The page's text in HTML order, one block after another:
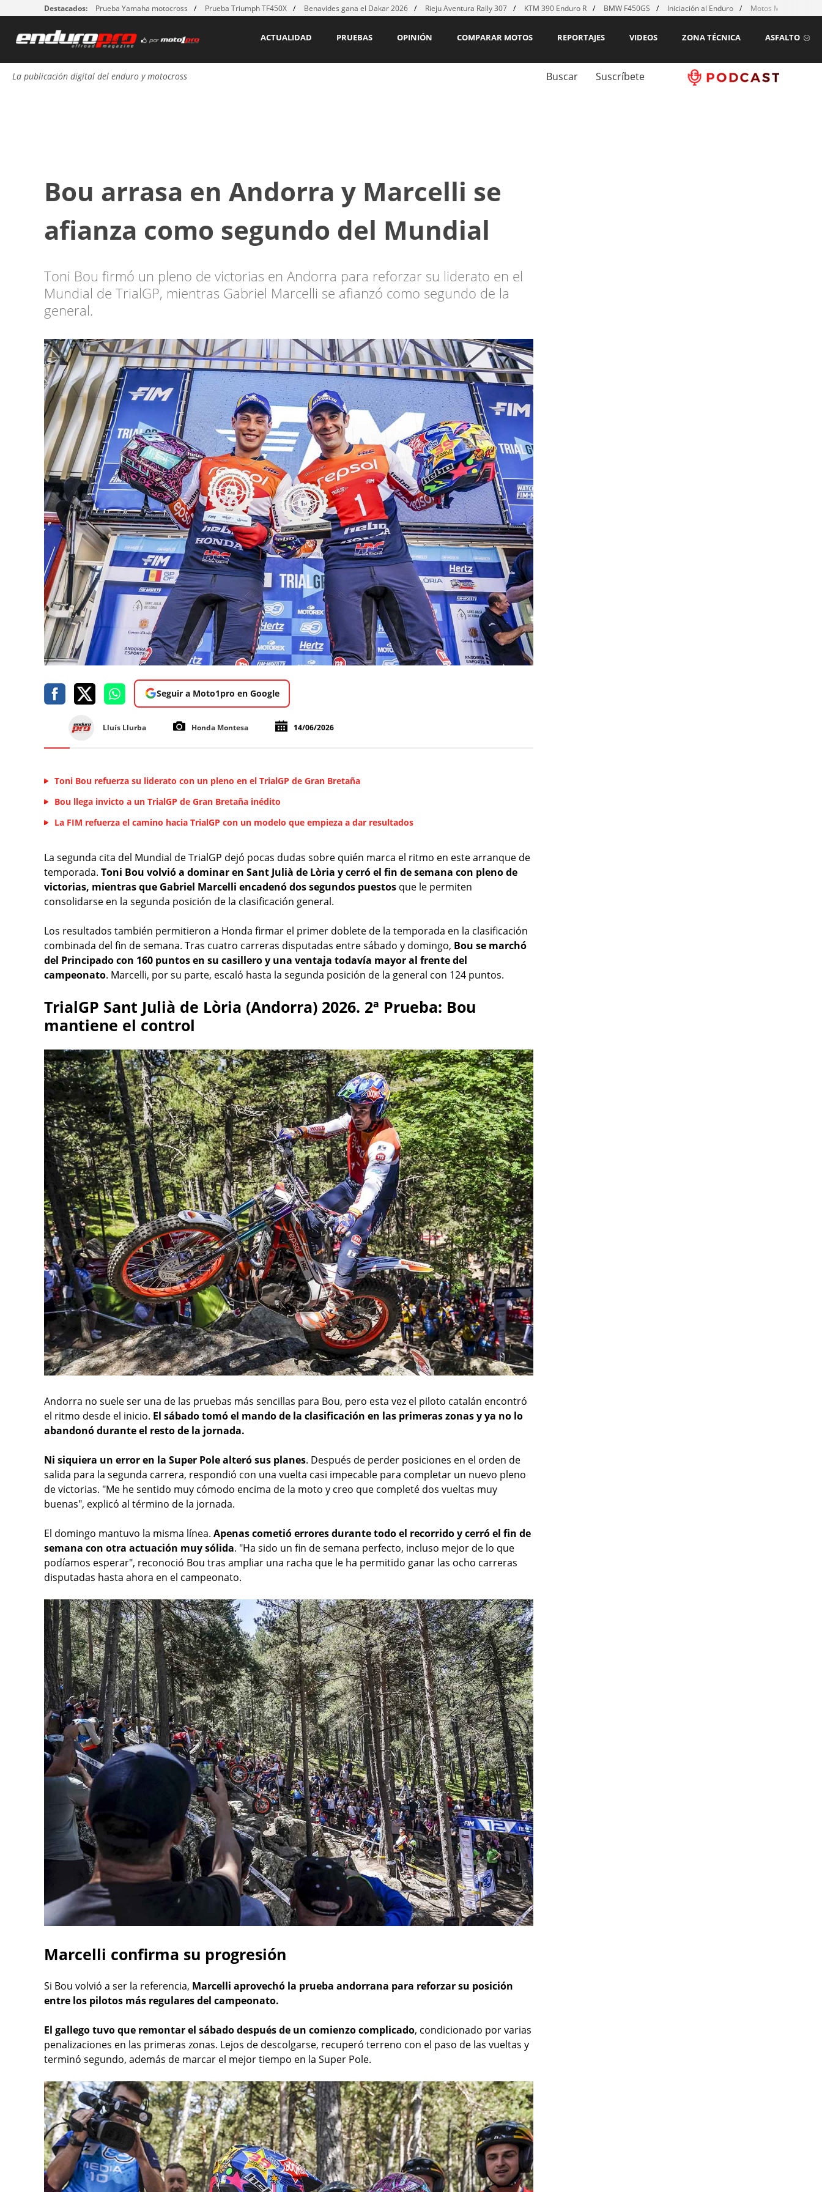
Destacados: Prueba Yamaha motocross Prueba Triumph TF450X Benavides gana el Dakar 2026 Rieju Aventura Rally 307 KTM 390 Enduro R BMW F450GS Iniciación al Enduro Motos MX para
ASFALTO
ZONA TÉCNICA
VIDEOS
REPORTAJES
COMPARAR MOTOS
OPINIÓN
PRUEBAS
ACTUALIDAD
La publicación digital del enduro y motocross Buscar Suscríbete
Bou arrasa en Andorra y Marcelli se
afianza como segundo del Mundial
Toni Bou firmó un pleno de victorias en Andorra para reforzar su liderato en el
Mundial de TrialGP, mientras Gabriel Marcelli se afianzó como segundo de la
general.
Seguir a Moto1pro en Google
Lluís Llurba Honda Montesa 14/06/2026
Toni Bou refuerza su liderato con un pleno en el TrialGP de Gran Bretaña
Bou llega invicto a un TrialGP de Gran Bretaña inédito
La FIM refuerza el camino hacia TrialGP con un modelo que empieza a dar resultados
La segunda cita del Mundial de TrialGP dejó pocas dudas sobre quién marca el ritmo en este arranque de
temporada. Toni Bou volvió a dominar en Sant Julià de Lòria y cerró el fin de semana con pleno de
victorias, mientras que Gabriel Marcelli encadenó dos segundos puestos que le permiten
consolidarse en la segunda posición de la clasificación general.
Los resultados también permitieron a Honda firmar el primer doblete de la temporada en la clasificación
combinada del fin de semana. Tras cuatro carreras disputadas entre sábado y domingo, Bou se marchó
del Principado con 160 puntos en su casillero y una ventaja todavía mayor al frente del
campeonato. Marcelli, por su parte, escaló hasta la segunda posición de la general con 124 puntos.
TrialGP Sant Julià de Lòria (Andorra) 2026. 2ª Prueba: Bou
mantiene el control
Andorra no suele ser una de las pruebas más sencillas para Bou, pero esta vez el piloto catalán encontró
el ritmo desde el inicio. El sábado tomó el mando de la clasificación en las primeras zonas y ya no lo
abandonó durante el resto de la jornada.
Ni siquiera un error en la Super Pole alteró sus planes. Después de perder posiciones en el orden de
salida para la segunda carrera, respondió con una vuelta casi impecable para completar un nuevo pleno
de victorias. "Me he sentido muy cómodo encima de la moto y creo que completé dos vueltas muy
buenas", explicó al término de la jornada.
El domingo mantuvo la misma línea. Apenas cometió errores durante todo el recorrido y cerró el fin de
semana con otra actuación muy sólida. "Ha sido un fin de semana perfecto, incluso mejor de lo que
podíamos esperar", reconoció Bou tras ampliar una racha que le ha permitido ganar las ocho carreras
disputadas hasta ahora en el campeonato.
Marcelli confirma su progresión
Si Bou volvió a ser la referencia, Marcelli aprovechó la prueba andorrana para reforzar su posición
entre los pilotos más regulares del campeonato.
El gallego tuvo que remontar el sábado después de un comienzo complicado, condicionado por varias
penalizaciones en las primeras zonas. Lejos de descolgarse, recuperó terreno con el paso de las vueltas y
terminó segundo, además de marcar el mejor tiempo en la Super Pole.